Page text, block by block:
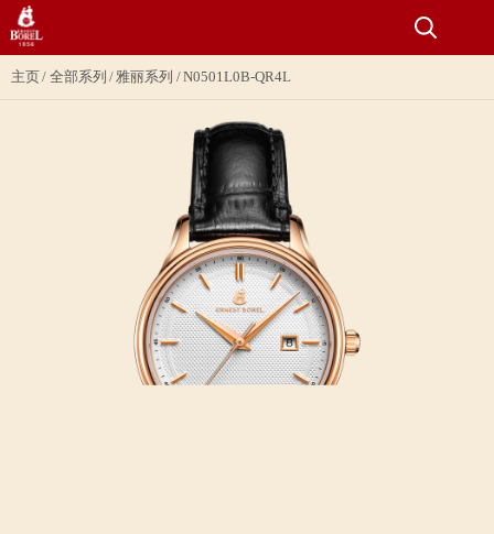
主页 全部系列 雅丽系列 N0501L0B-QR4L